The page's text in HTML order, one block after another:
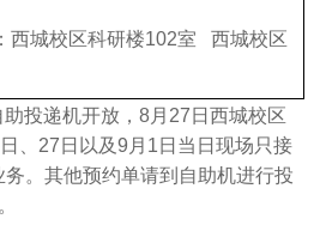
区科研楼102室 西城校区
投递机开放，8月27日西城校区
、27日以及9月1日当日现场只接
。其他预约单请到自助机进行投